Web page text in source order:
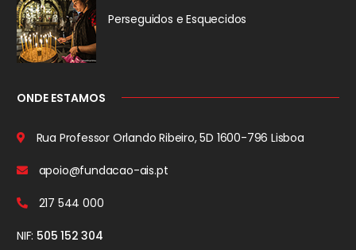
Perseguidos e Esquecidos
ONDE ESTAMOS
Rua Professor Orlando Ribeiro, 5D 1600-796 Lisboa
apoio@fundacao-ais.pt
217 544 000
NIF: 505 152 304